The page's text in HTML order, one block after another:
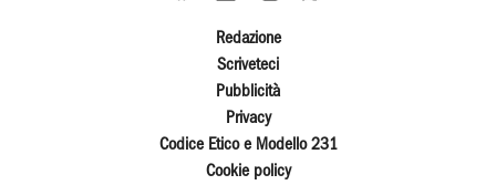
Redazione
Scriveteci
Pubblicità
Privacy
Codice Etico e Modello 231
Cookie policy